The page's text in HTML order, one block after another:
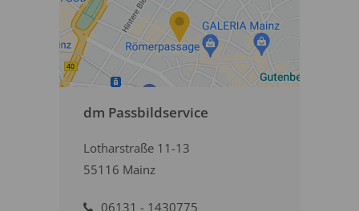
dm Passbildservice
Lotharstraße 11-13
55116 Mainz
06131 - 1430775